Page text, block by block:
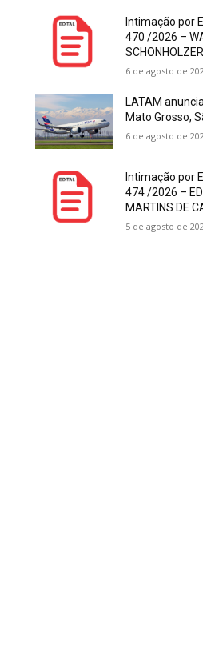
Intimação por
470 /2026 –
SCHONHOLZER
6 de agosto de
LATAM
Mato Grosso,
6 de agosto de
Intimação por
474 /2026 –
MARTINS DE
5 de agosto de